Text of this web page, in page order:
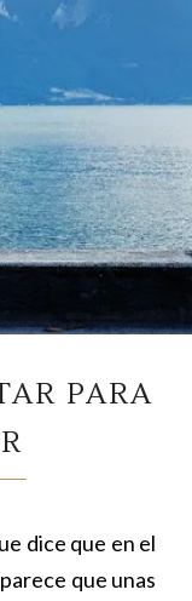
PARA
dice que en el
que unas